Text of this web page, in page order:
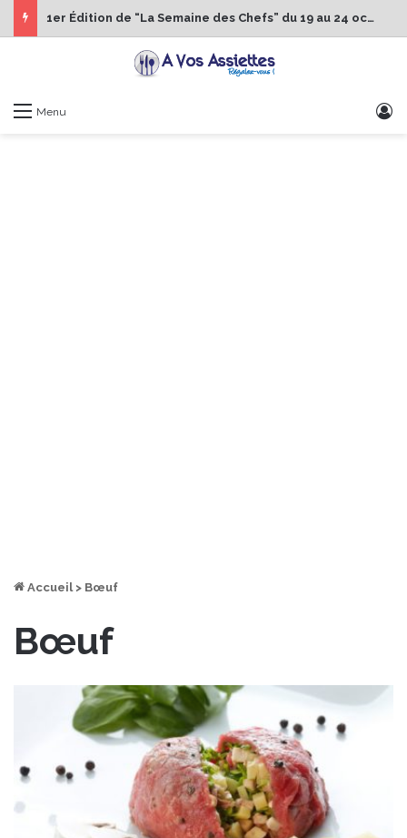
1er Édition de “La Semaine des Chefs” du 19 au 24 octobre 2026
Menu
Accueil > Bœuf
Bœuf